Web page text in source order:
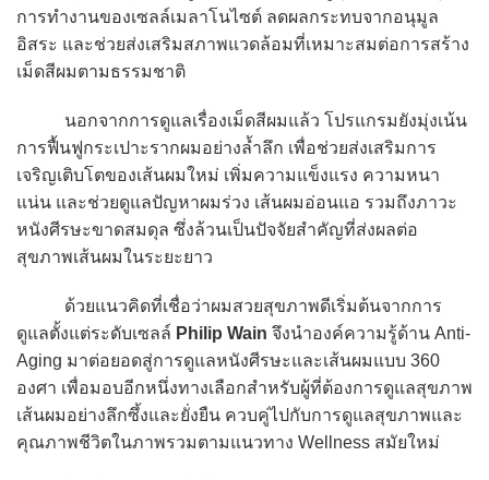
การทำงานของเซลล์เมลาโนไซต์ ลดผลกระทบจากอนุมูล
อิสระ และช่วยส่งเสริมสภาพแวดล้อมที่เหมาะสมต่อการสร้าง
เม็ดสีผมตามธรรมชาติ
นอกจากการดูแลเรื่องเม็ดสีผมแล้ว โปรแกรมยังมุ่งเน้น
การฟื้นฟูกระเปาะรากผมอย่างล้ำลึก เพื่อช่วยส่งเสริมการ
เจริญเติบโตของเส้นผมใหม่ เพิ่มความแข็งแรง ความหนา
แน่น และช่วยดูแลปัญหาผมร่วง เส้นผมอ่อนแอ รวมถึงภาวะ
หนังศีรษะขาดสมดุล ซึ่งล้วนเป็นปัจจัยสำคัญที่ส่งผลต่อ
สุขภาพเส้นผมในระยะยาว
ด้วยแนวคิดที่เชื่อว่าผมสวยสุขภาพดีเริ่มต้นจากการ
ดูแลตั้งแต่ระดับเซลล์ Philip Wain จึงนำองค์ความรู้ด้าน Anti-
Aging มาต่อยอดสู่การดูแลหนังศีรษะและเส้นผมแบบ 360
องศา เพื่อมอบอีกหนึ่งทางเลือกสำหรับผู้ที่ต้องการดูแลสุขภาพ
เส้นผมอย่างลึกซึ้งและยั่งยืน ควบคู่ไปกับการดูแลสุขภาพและ
คุณภาพชีวิตในภาพรวมตามแนวทาง Wellness สมัยใหม่